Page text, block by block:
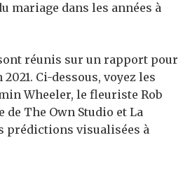
mariage dans les années à
réunis sur un rapport pour
Ci-dessous, voyez les
Wheeler, le fleuriste Rob
de The Own Studio et La
prédictions visualisées à